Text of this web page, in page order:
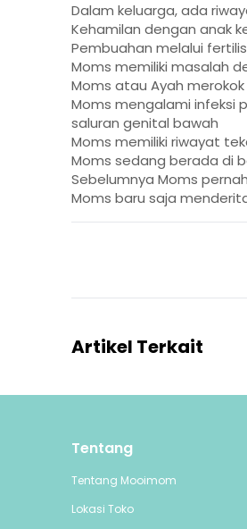
Dalam keluarga, ada
Kehamilan dengan anak
Pembuahan melalui
Moms memiliki masalah
Moms atau Ayah
Moms mengalami infeksi
saluran genital bawah
Moms memiliki riwayat
Moms sedang berada di
Sebelumnya Moms
Moms baru saja
Artikel Terkait
Tentang
Tentang Mooimom
Lokasi Toko